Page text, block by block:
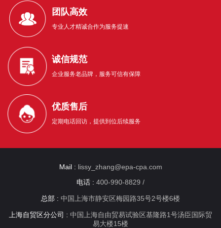
团队高效
专业人才精诚合作为服务提速
诚信规范
企业服务老品牌，服务可信有保障
优质售后
定期电话回访，提供到位后续服务
Mail : lissy_zhang@epa-cpa.com
电话 : 400-990-8829 /
总部 : 中国上海市静安区梅园路35号2号楼6楼
上海自贸区分公司 : 中国上海自由贸易试验区基隆路1号汤臣国际贸
易大楼15楼